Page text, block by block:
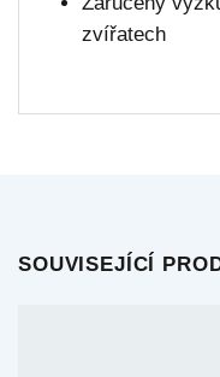
zvířatech
SOUVISEJÍCÍ